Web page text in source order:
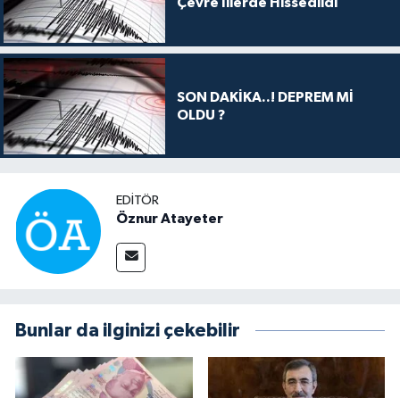
Çevre İllerde Hissedildi
SON DAKİKA..! DEPREM Mİ
OLDU ?
EDITÖR
Öznur Atayeter
Bunlar da ilginizi çekebilir